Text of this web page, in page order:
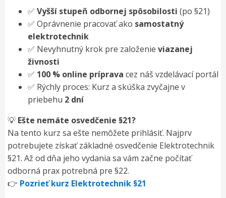
✅ Vyšší stupeň odbornej spôsobilosti (po §21)
✅ Oprávnenie pracovať ako samostatný
elektrotechnik
✅ Nevyhnutný krok pre založenie viazanej
živnosti
✅ 100 % online príprava cez náš vzdelávací portál
✅ Rýchly proces: Kurz a skúška zvyčajne v
priebehu 2 dní
💡 Ešte nemáte osvedčenie §21?
Na tento kurz sa ešte nemôžete prihlásiť. Najprv
potrebujete získať základné osvedčenie Elektrotechnik
§21. Až od dňa jeho vydania sa vám začne počítať
odborná prax potrebná pre §22.
👉 Pozrieť kurz Elektrotechnik §21